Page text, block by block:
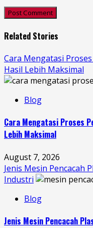
Related Stories
Cara Mengatasi
Hasil Lebih Maksimal
Blog
Cara Mengatasi Proses
Lebih Maksimal
August 7, 2026
Jenis Mesin Pencacah
Industri
Blog
Jenis Mesin Pencacah